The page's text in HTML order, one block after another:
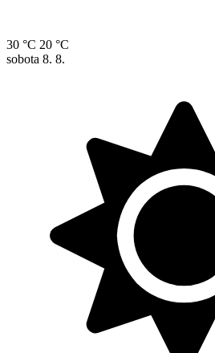
30 °C 20 °C
sobota 8. 8.